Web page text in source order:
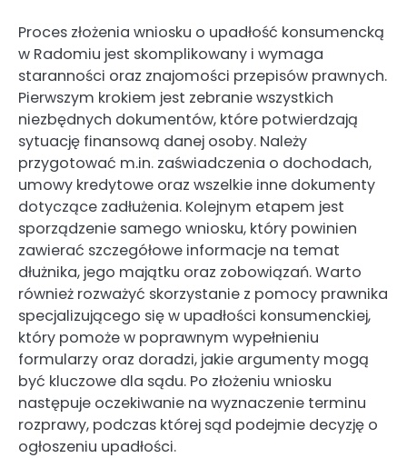
Proces złożenia wniosku o upadłość konsumencką
w Radomiu jest skomplikowany i wymaga
staranności oraz znajomości przepisów prawnych.
Pierwszym krokiem jest zebranie wszystkich
niezbędnych dokumentów, które potwierdzają
sytuację finansową danej osoby. Należy
przygotować m.in. zaświadczenia o dochodach,
umowy kredytowe oraz wszelkie inne dokumenty
dotyczące zadłużenia. Kolejnym etapem jest
sporządzenie samego wniosku, który powinien
zawierać szczegółowe informacje na temat
dłużnika, jego majątku oraz zobowiązań. Warto
również rozważyć skorzystanie z pomocy prawnika
specjalizującego się w upadłości konsumenckiej,
który pomoże w poprawnym wypełnieniu
formularzy oraz doradzi, jakie argumenty mogą
być kluczowe dla sądu. Po złożeniu wniosku
następuje oczekiwanie na wyznaczenie terminu
rozprawy, podczas której sąd podejmie decyzję o
ogłoszeniu upadłości.